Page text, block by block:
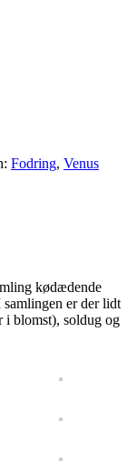
Fodring, Venus
kødædende
er der lidt
i blomst), soldug og